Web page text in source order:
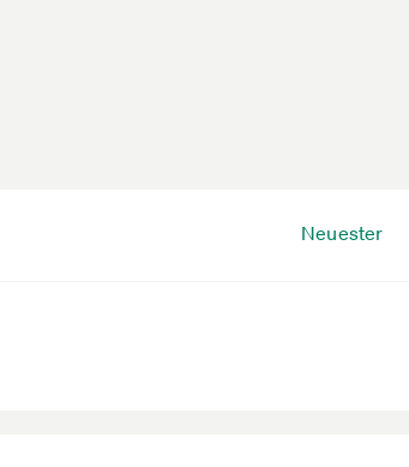
Neuester